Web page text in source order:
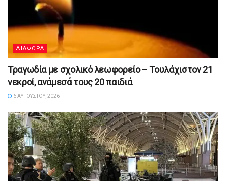
ΔΙΑΦΟΡΑ
Τραγωδία με σχολικό λεωφορείο – Τουλάχιστον 21
νεκροί, ανάμεσά τους 20 παιδιά
6 ΑΥΓΟΎΣΤΟΥ, 2026